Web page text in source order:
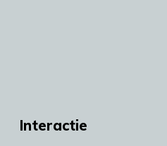
Interactie